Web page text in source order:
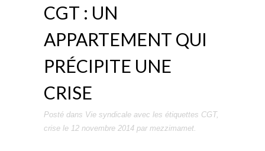
CGT : UN
APPARTEMENT QUI
PRÉCIPITE UNE
CRISE
Posté dans Vie syndicale avec les étiquettes CGT,
crise le 12 novembre 2014 par mezzimamet.